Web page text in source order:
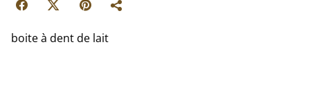
boite à dent de lait